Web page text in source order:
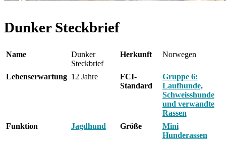
Dunker Steckbrief
Name
Dunker
Steckbrief
Herkunft Norwegen
Lebenserwartung 12 Jahre
FCI-
Standard
Gruppe 6:
Laufhunde,
Schweisshunde
und verwandte
Rassen
Funktion
Jagdhund Größe
Mini
Hunderassen